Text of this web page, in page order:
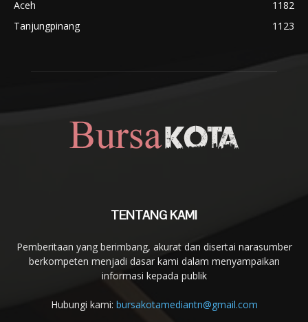
Aceh
1182
Tanjungpinang
1123
TENTANG KAMI
Pemberitaan yang berimbang, akurat dan disertai narasumber
berkompeten menjadi dasar kami dalam menyampaikan
informasi kepada publik
Hubungi kami: bursakotamediantn@gmail.com